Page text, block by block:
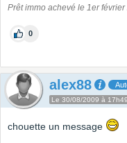
Prêt immo achevé le 1er
0
alex88
Le 30/08/2009 à 17h49
chouette un message